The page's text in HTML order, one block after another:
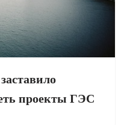
проекты ГЭС